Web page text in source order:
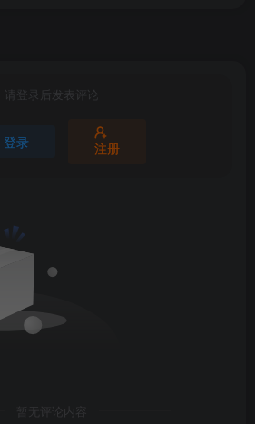
请登录后发表评论
登录 注册
暂无评论内容